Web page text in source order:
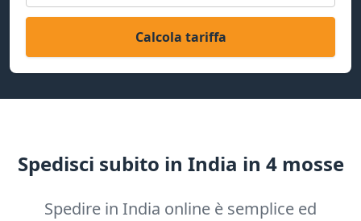
Calcola tariffa
Spedisci subito in India in 4 mosse
Spedire in India online è semplice ed